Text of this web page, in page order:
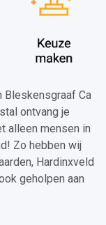
Bleskensgraaf Ca
ontvang je
alleen mensen in
Zo hebben wij
Hardinxveld
geholpen aan